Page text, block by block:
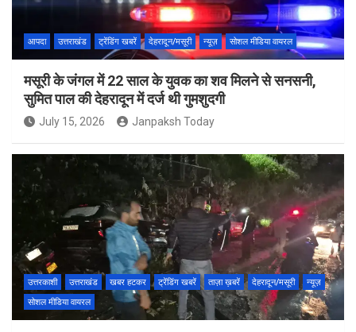
आपदा उत्तराखंड ट्रेंडिंग खबरें देहरादून/मसूरी न्यूज़ सोशल मीडिया वायरल
मसूरी के जंगल में 22 साल के युवक का शव मिलने से सनसनी,
सुमित पाल की देहरादून में दर्ज थी गुमशुदगी
July 15, 2026 Janpaksh Today
उत्तरकाशी उत्तराखंड खबर हटकर ट्रेंडिंग खबरें ताज़ा ख़बरें देहरादून/मसूरी
न्यूज़
सोशल मीडिया वायरल